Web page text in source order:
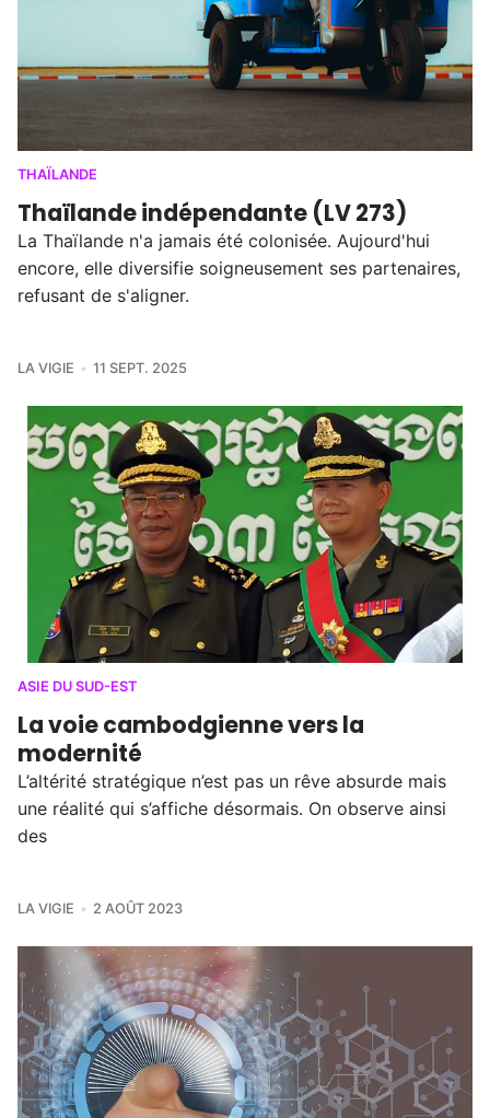
THAÏLANDE
Thaïlande indépendante (LV 273)
La Thaïlande n'a jamais été colonisée. Aujourd'hui
encore, elle diversifie soigneusement ses partenaires,
refusant de s'aligner.
LA VIGIE 11 SEPT. 2025
ASIE DU SUD-EST
La voie cambodgienne vers la
modernité
L’altérité stratégique n’est pas un rêve absurde mais
une réalité qui s’affiche désormais. On observe ainsi
des
LA VIGIE 2 AOÛT 2023